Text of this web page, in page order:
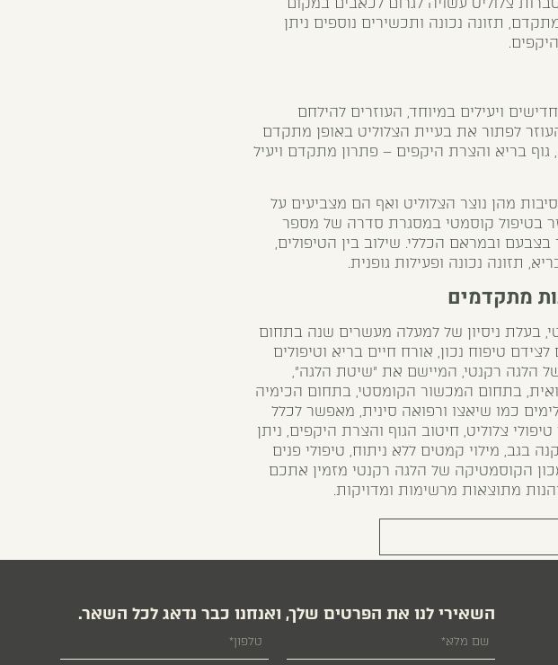
צלוליט עשויה לגרום לכאבים במקום
תזונה נכונה ותכשירים נוספים ניתן
ויעילים במיוחד, העוזרים להילחם
לפתור את בעיית הצלוליט באופן מתקדם
גוף בריא והצרת היקפים – פתרון מתקדם ויעיל
מהן נוצר הצלוליט ואף הם מצביעים על
בטיפול קוסמטי במסגרת סדרה של מספר
ובמראם הכללי. שילוב בין הטיפולים,
תזונה נכונה ופעילות גופנית.
מתקדמים
בעלת ניסיון של למעלה מעשרים שנה בתחום
טיפוח נכון, אורח חיים בריא וטיפולים
הלגה רקנטי, המיישם את "שיטת הלגה",
בתחום המכשור הקומסטי, בתחום הכימיה
כמו שיאצו ורפואה סינית, מאפשר לכלל
צלוליט, חיטוב הגוף והצרת היקפים, ניתן
בגב, מילוי קמטים ללא ניתוח, טיפולי פנים
הקוסמטיקה של הלגה רקנטי מזמין אתכם
מתוצאות מרשימות ומדויקות.
השאירי לנו את הפרטים שלך, ואנחנו כבר נדאג לכל השאר.